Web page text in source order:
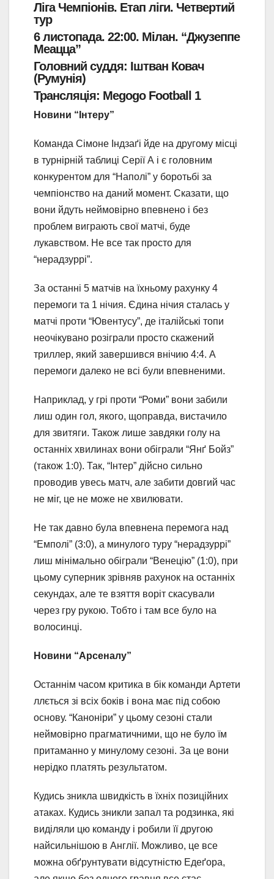
Ліга Чемпіонів. Етап ліги. Четвертий
тур
6 листопада. 22:00. Мілан. “Джузеппе
Меацца”
Головний суддя: Іштван Ковач
(Румунія)
Трансляція: Megogo Football 1
Новини “Інтеру”
Команда Сімоне Індзаґі йде на другому місці
в турнірній таблиці Серії А і є головним
конкурентом для “Наполі” у боротьбі за
чемпіонство на даний момент. Сказати, що
вони йдуть неймовірно впевнено і без
проблем виграють свої матчі, буде
лукавством. Не все так просто для
“нерадзуррі”.
За останні 5 матчів на їхньому рахунку 4
перемоги та 1 нічия. Єдина нічия сталась у
матчі проти “Ювентусу”, де італійські топи
неочікувано розіграли просто скажений
триллер, який завершився внічию 4:4. А
перемоги далеко не всі були впевненими.
Наприклад, у грі проти “Роми” вони забили
лиш один гол, якого, щоправда, вистачило
для звитяги. Також лише завдяки голу на
останніх хвилинах вони обіграли “Янґ Бойз”
(також 1:0). Так, “Інтер” дійсно сильно
проводив увесь матч, але забити довгий час
не міг, це не може не хвилювати.
Не так давно була впевнена перемога над
“Емполі” (3:0), а минулого туру “нерадзуррі”
лиш мінімально обіграли “Венецію” (1:0), при
цьому суперник зрівняв рахунок на останніх
секундах, але те взяття воріт скасували
через гру рукою. Тобто і там все було на
волосинці.
Новини “Арсеналу”
Останнім часом критика в бік команди Артети
ллється зі всіх боків і вона має під собою
основу. “Каноніри” у цьому сезоні стали
неймовірно прагматичними, що не було їм
притаманно у минулому сезоні. За це вони
нерідко платять результатом.
Кудись зникла швидкість в їхніх позиційних
атаках. Кудись зникли запал та родзинка, які
виділяли цю команду і робили її другою
найсильнішою в Англії. Можливо, це все
можна обґрунтувати відсутністю Едеґора,